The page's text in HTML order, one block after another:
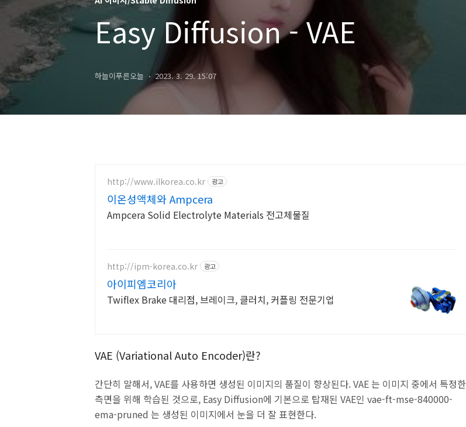
Easy Diffusion - VAE
하늘이푸른오늘 2023. 3. 29. 15:07
http://www.ilkorea.co.kr 광고
이온성액체와 Ampcera
Ampcera Solid Electrolyte Materials 전고체물질
http://ipm-korea.co.kr 광고
아이피엠코리아
Twiflex Brake 대리점, 브레이크, 클러치, 커플링 전문기업
VAE (Variational Auto Encoder)란?
간단히 말해서, VAE를 사용하면 생성된 이미지의 품질이 향상된다. VAE 는 이미지 중에서 특정한
측면을 위해 학습된 것으로, Easy Diffusion에 기본으로 탑재된 VAE인 vae-ft-mse-840000-
ema-pruned 는 생성된 이미지에서 눈을 더 잘 표현한다.